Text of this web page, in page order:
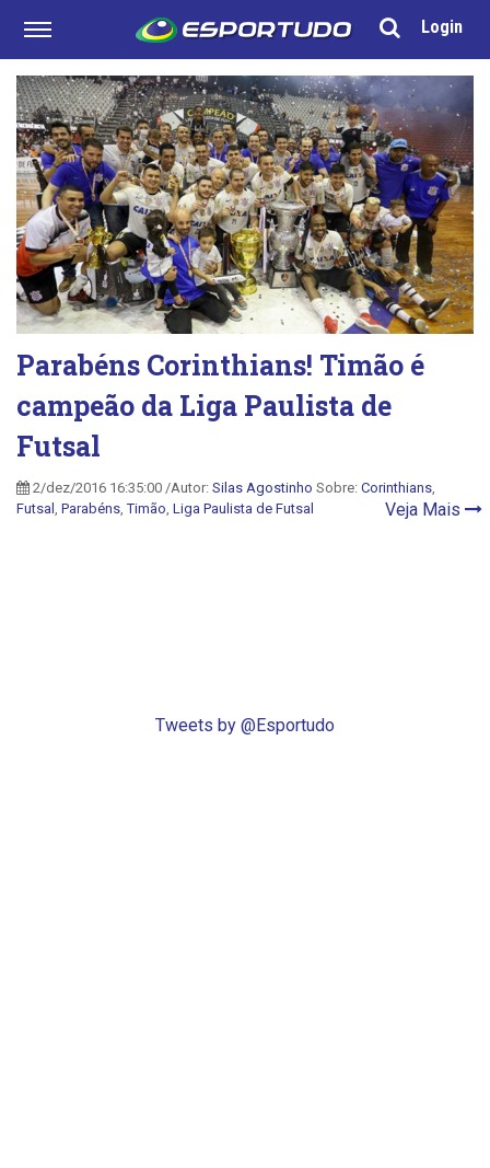
Login
Parabéns Corinthians! Timão é
campeão da Liga Paulista de
Futsal
2/dez/2016 16:35:00 /Autor: Silas Agostinho Sobre: Corinthians
Futsal Parabéns ,Timão Liga Paulista de Futsal Veja Mais
Tweets by @Esportudo